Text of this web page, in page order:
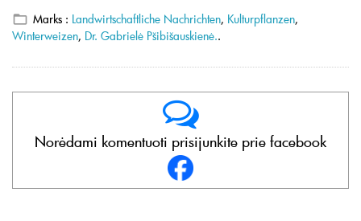
Marks : Landwirtschaftliche Nachrichten, Kulturpflanzen,
Winterweizen, Dr. Gabrielė Pšibišauskienė..
Norėdami komentuoti prisijunkite prie facebook